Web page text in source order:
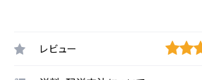
レビュー